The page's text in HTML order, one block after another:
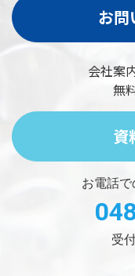
お問
会社案
無
資
お電話
受